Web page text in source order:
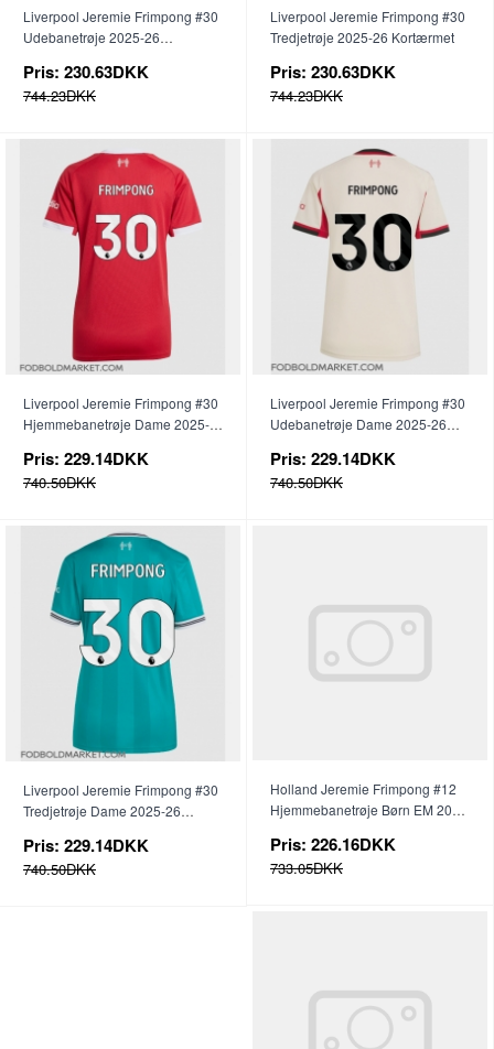
Liverpool Jeremie Frimpong #30
Udebanetrøje 2025-26
Pris: 230.63DKK
744.23DKK
Liverpool Jeremie Frimpong #30
Tredjetrøje 2025-26 Kortærmet
Pris: 230.63DKK
744.23DKK
Liverpool Jeremie Frimpong #30
Hjemmebanetrøje Dame 2025-
Pris: 229.14DKK
740.50DKK
Liverpool Jeremie Frimpong #30
Udebanetrøje Dame 2025-26
Pris: 229.14DKK
740.50DKK
Liverpool Jeremie Frimpong #30
Tredjetrøje Dame 2025-26
Pris: 229.14DKK
740.50DKK
Holland Jeremie Frimpong #12
Hjemmebanetrøje Børn EM 2024
Pris: 226.16DKK
733.05DKK